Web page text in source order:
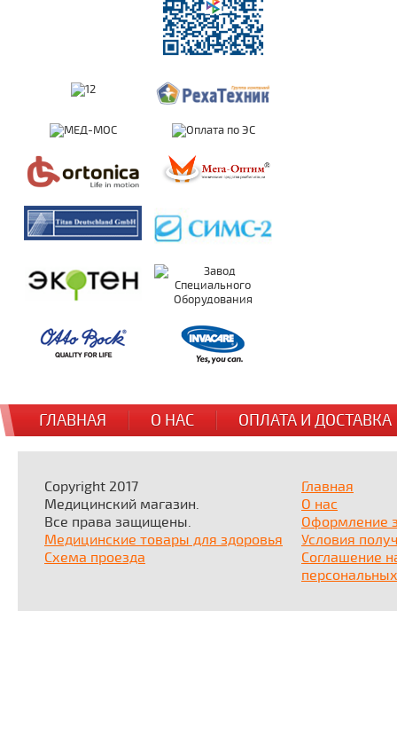
ГЛАВНАЯ О НАС ОПЛАТА И ДОСТАВКА
Copyright 2017
Медицинский магазин.
Все права защищены.
Медицинские товары для здоровья
Схема проезда
Главная
О нас
Оформление
Условия
Соглашение